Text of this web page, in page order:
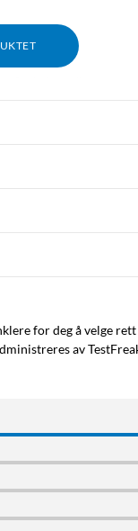
for deg å velge
av